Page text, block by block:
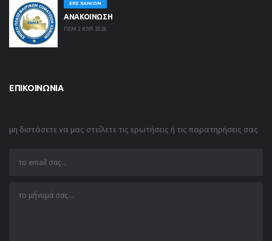
ΕΠΣ ΧΑΝΊΩΝ
ΑΝΑΚΟΙΝΩΣΗ
ΠΕΜ 2 ΙΟΥΛ 2026
ΕΠΙΚΟΙΝΩΝΊΑ
μη διστάσετε να μας στείλετε τις ερωτήσεις ή τις παρατηρήσεις σας